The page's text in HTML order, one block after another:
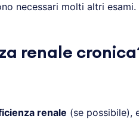
necessari molti altri
renale
renale (se possibile),